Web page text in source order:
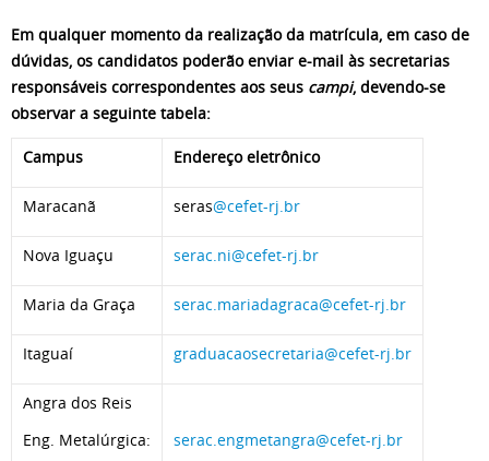
Em qualquer momento da realização da matrícula, em caso de
dúvidas, os candidatos poderão enviar e-mail às secretarias
responsáveis correspondentes aos seus campi, devendo-se
observar a seguinte tabela:
Campus Endereço eletrônico
Maracanã seras@cefet-rj.br
Nova Iguaçu serac.ni@cefet-rj.br
Maria da Graça serac.mariadagraca@cefet-rj.br
Itaguaí graduacaosecretaria@cefet-rj.br
Angra dos Reis
Eng. Metalúrgica:
serac.engmetangra@cefet-rj.br